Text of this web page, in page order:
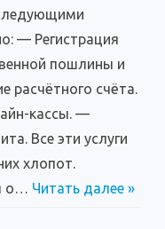
— Регистрация
пошлины и
счёта.
кассы. —
Все эти услуги
хлопот.
о… Читать далее »